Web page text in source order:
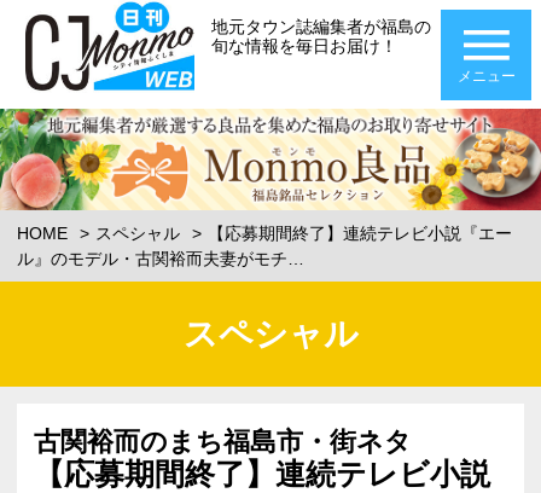
地元タウン誌編集者が福島の
旬な情報を毎日お届け！
メニュー
HOME スペシャル
【応募期間終了】連続テレビ小説『エー
ル』のモデル・古関裕而夫妻がモチ…
スペシャル
古関裕而のまち福島市・街ネタ
【応募期間終了】連続テレビ小説